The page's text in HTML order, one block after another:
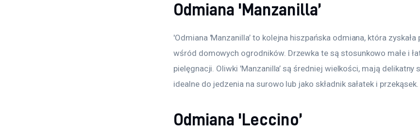
Odmiana 'Manzanilla’
'Odmiana 'Manzanilla’ to kolejna hiszpańska odmiana, która zyskała
wśród domowych ogrodników. Drzewka te są stosunkowo małe i
pielęgnacji. Oliwki 'Manzanilla’ są średniej wielkości, mają delikatny
idealne do jedzenia na surowo lub jako składnik sałatek i przekąsek.
Odmiana 'Leccino’